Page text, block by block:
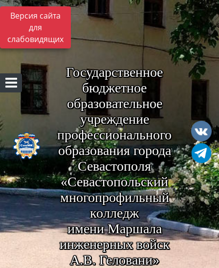
Версия сайта
для
слабовидящих
Государственное
бюджетное
образовательное
учреждение
профессионального
образования города
Севастополя
«Севастопольский
многопрофильный
колледж
имени Маршала
инженерных войск
А.В. Геловани»